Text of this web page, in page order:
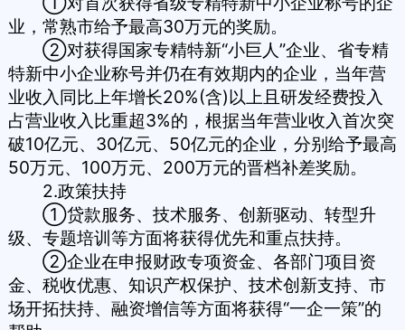
业，常熟市给予最高30万元的奖励。
②对获得国家专精特新“小巨人”企业、省专精
特新中小企业称号并仍在有效期内的企业，当年营
业收入同比上年增长20%(含)以上且研发经费投入
占营业收入比重超3%的，根据当年营业收入首次突
破10亿元、30亿元、50亿元的企业，分别给予最高
50万元、100万元、200万元的晋档补差奖励。
2.政策扶持
①贷款服务、技术服务、创新驱动、转型升
级、专题培训等方面将获得优先和重点扶持。
②企业在申报财政专项资金、各部门项目资
金、税收优惠、知识产权保护、技术创新支持、市
场开拓扶持、融资增信等方面将获得“一企一策”的